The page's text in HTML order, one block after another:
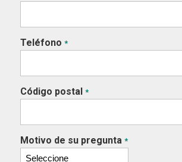
Teléfono *
Código postal *
Motivo de su pregunta *